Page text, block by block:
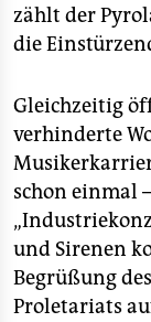
zählt der
die
Gleichzeitig
verhinderte
schon einmal
und Sirenen
Begrüßung
Proletariats